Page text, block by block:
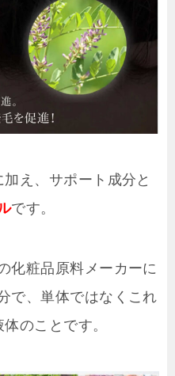
え、サポート成分と
です。
化粧品原料メーカーに
で、単体ではなくこれ
のことです。